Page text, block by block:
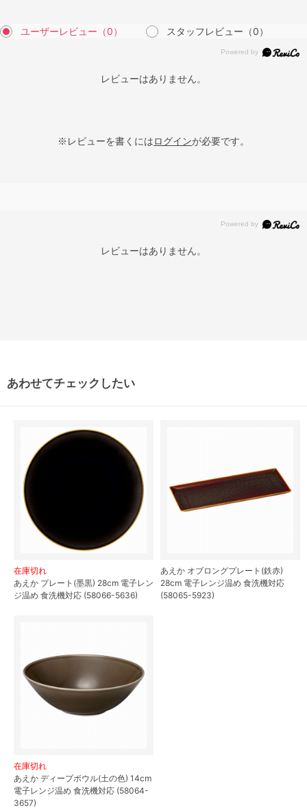
ユーザーレビュー （0） スタッフレビュー （0）
レビューはありません。
※レビューを書くにはログインが必要です。
レビューはありません。
あわせてチェックしたい
在庫切れ
あえか プレート(墨黒) 28cm 電子レン
ジ温め 食洗機対応 (58066-5636)
あえか オブロングプレート(鉄赤)
28cm 電子レンジ温め 食洗機対応
(58065-5923)
在庫切れ
あえか ディープボウル(土の色) 14cm
電子レンジ温め 食洗機対応 (58064-
3657)